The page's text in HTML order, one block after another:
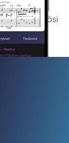
käyttöösi